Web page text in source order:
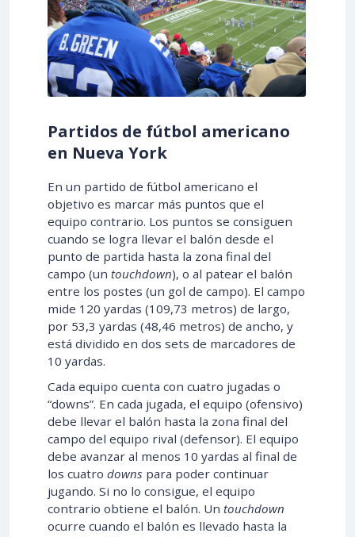
Partidos de fútbol americano
en Nueva York
En un partido de fútbol americano el
objetivo es marcar más puntos que el
equipo contrario. Los puntos se consiguen
cuando se logra llevar el balón desde el
punto de partida hasta la zona final del
campo (un touchdown), o al patear el balón
entre los postes (un gol de campo). El campo
mide 120 yardas (109,73 metros) de largo,
por 53,3 yardas (48,46 metros) de ancho, y
está dividido en dos sets de marcadores de
10 yardas.
Cada equipo cuenta con cuatro jugadas o
“downs”. En cada jugada, el equipo (ofensivo)
debe llevar el balón hasta la zona final del
campo del equipo rival (defensor). El equipo
debe avanzar al menos 10 yardas al final de
los cuatro downs para poder continuar
jugando. Si no lo consigue, el equipo
contrario obtiene el balón. Un touchdown
ocurre cuando el balón es llevado hasta la